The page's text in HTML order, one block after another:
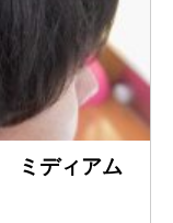
ミディアム